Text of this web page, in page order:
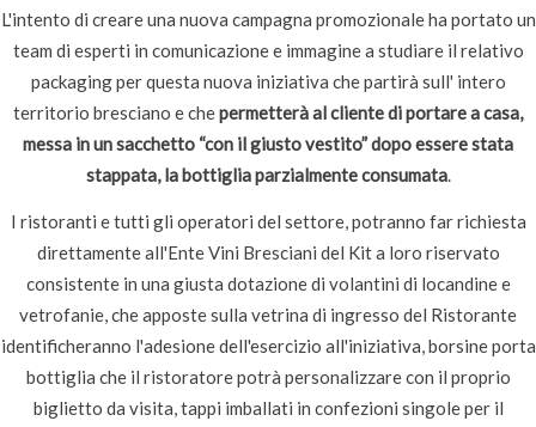
L'intento di creare una nuova campagna promozionale ha portato un
team di esperti in comunicazione e immagine a studiare il relativo
packaging per questa nuova iniziativa che partirà sull' intero
territorio bresciano e chepermetterà al cliente di portare a casa,
messa in un sacchetto “con il giusto vestito” dopo essere stata
stappata, la bottiglia parzialmente consumata.
I ristoranti e tutti gli operatori del settore, potranno far richiesta
direttamente all'Ente Vini Bresciani del Kit a loro riservato
consistente in una giusta dotazione di volantini di locandine e
vetrofanie, che apposte sulla vetrina di ingresso del Ristorante
identificheranno l'adesione dell'esercizio all'iniziativa, borsine porta
bottiglia che il ristoratore potrà personalizzare con il proprio
biglietto da visita, tappi imballati in confezioni singole per il